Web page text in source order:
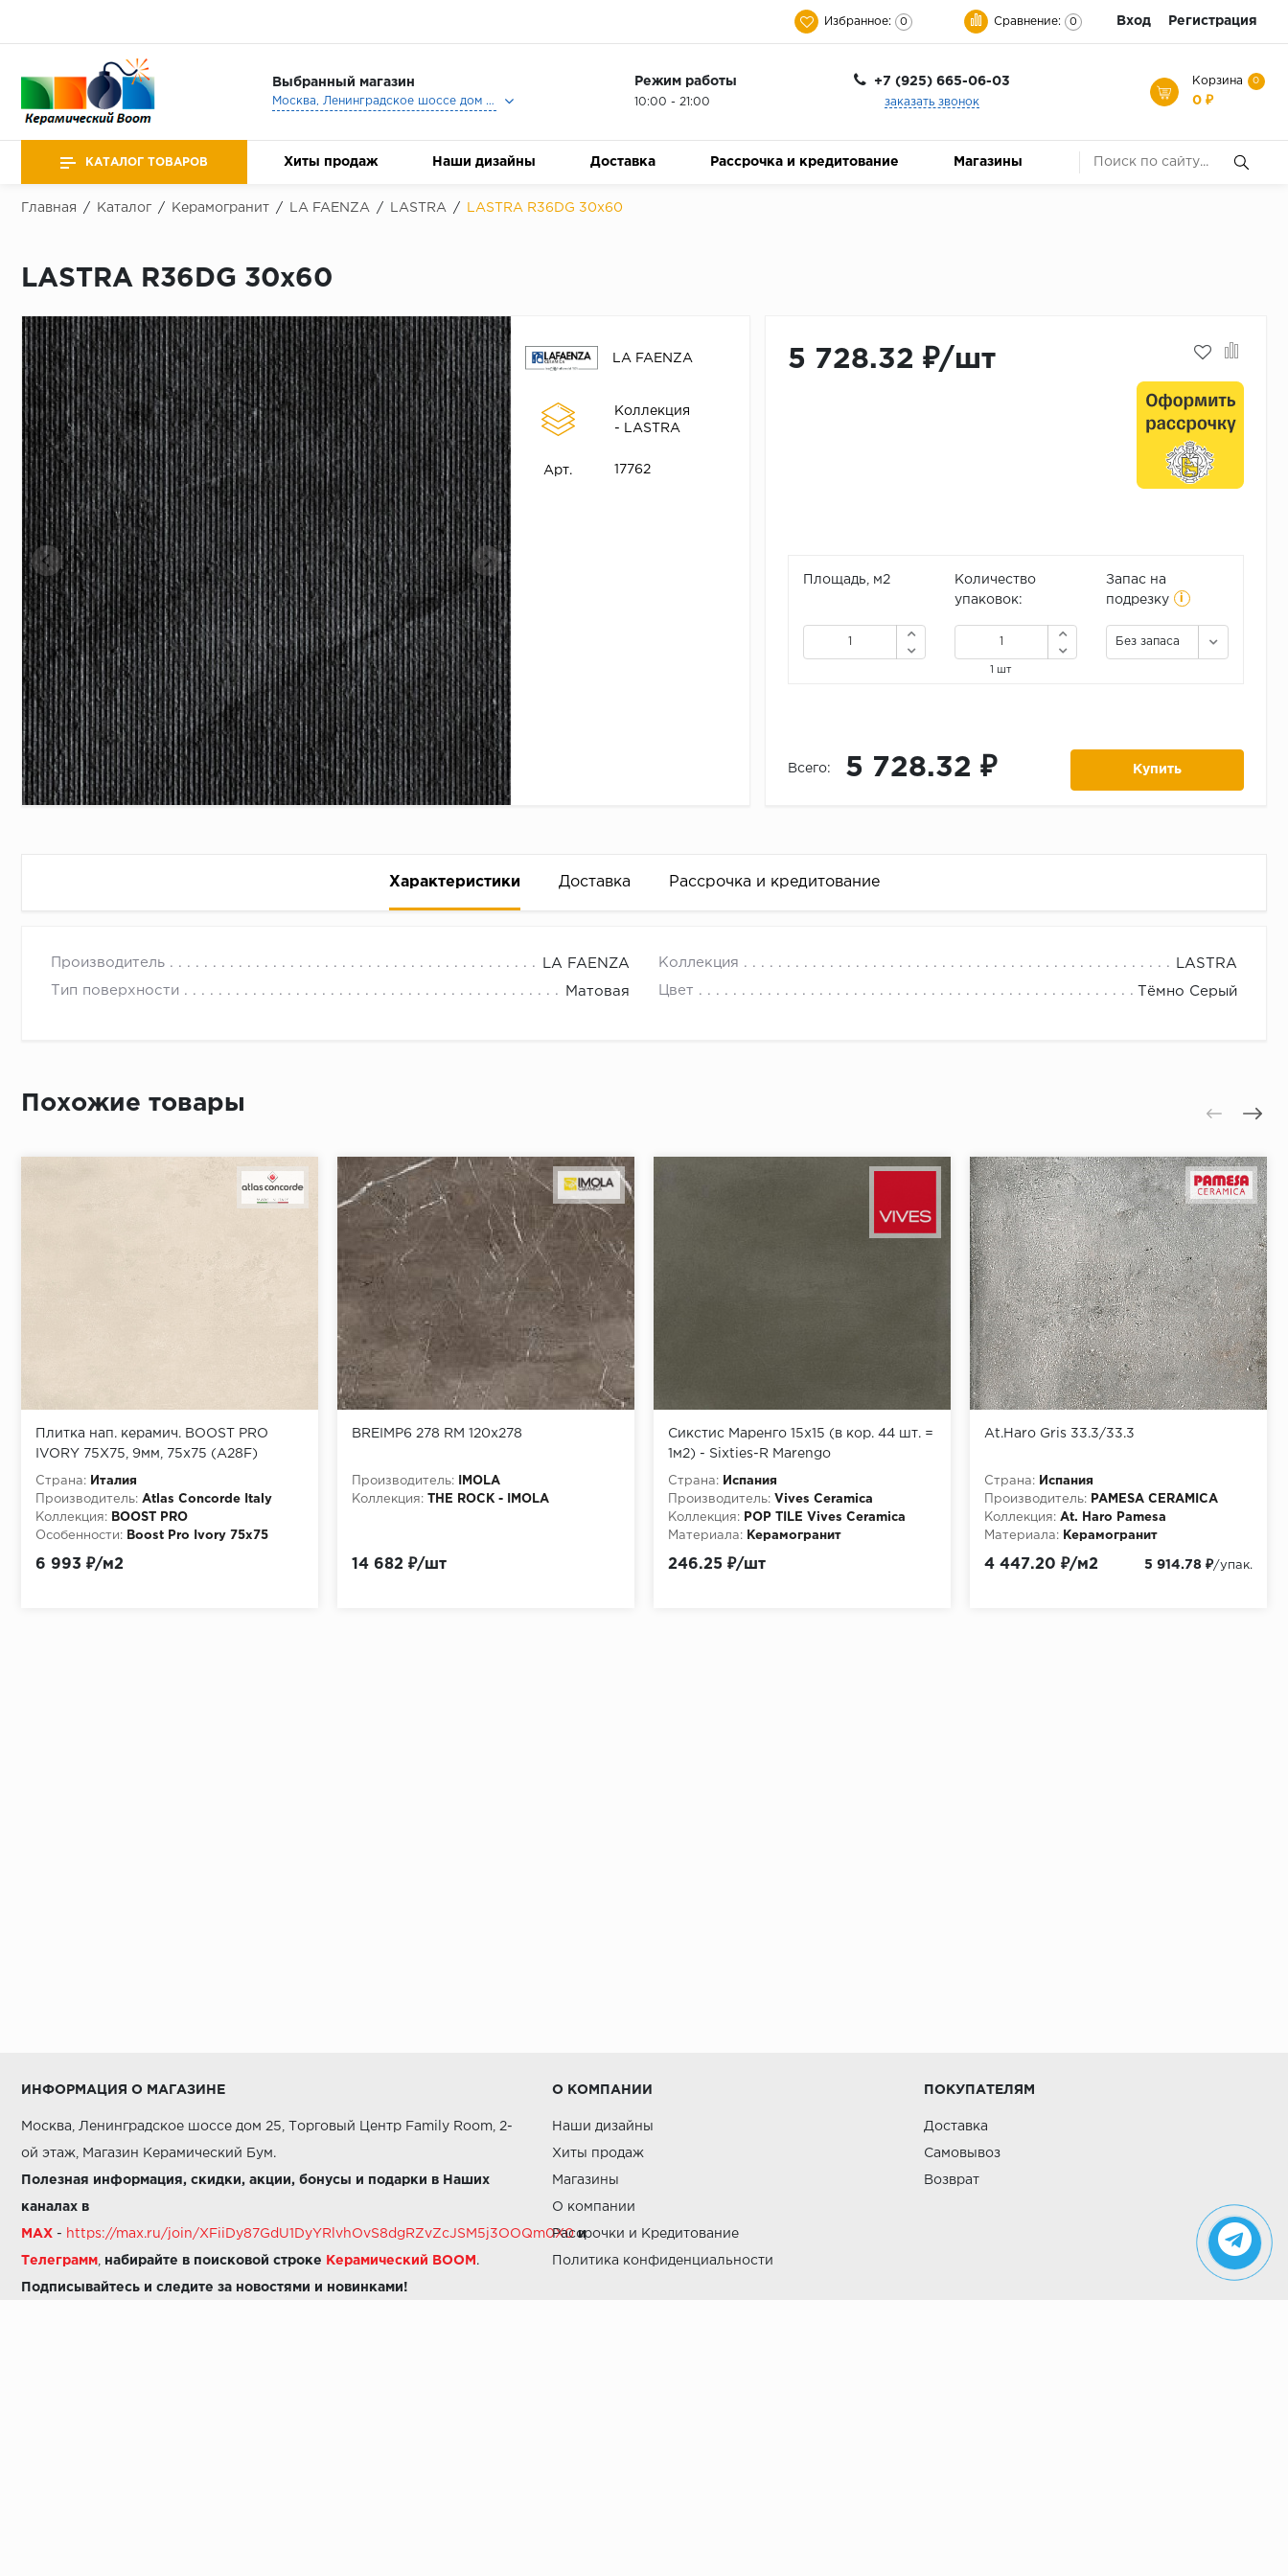
Избранное: 0 Сравнение: 0 Вход Регистрация
Выбранный магазин
Москва, Ленинградское шоссе дом 25, Торговый Центр Family Room, 2-ой этаж, Магазин Керамический Бум.
Режим работы
10:00 - 21:00
+7 (925) 665-06-03
заказать звонок
Корзина 0
0 ₽
КАТАЛОГ ТОВАРОВ Хиты продаж Наши дизайны Доставка Рассрочка и кредитование Магазины
Главная / Каталог / Керамогранит / LA FAENZA / LASTRA / LASTRA R36DG 30x60
LASTRA R36DG 30x60
LA FAENZA
Коллекция
- LASTRA
Арт. 17762
5 728.32 ₽/шт
Площадь, м2
Количество
упаковок:
1 шт
Запас на
подрезку
i
Без запаса
Всего: 5 728.32 ₽ Купить
Характеристики Доставка Рассрочка и кредитование
Производитель LA FAENZA Коллекция LASTRA
Тип поверхности Матовая Цвет Тёмно Серый
Высокая вероятность одобрения: до 95%
Одобрение за 1-2 минуты
Срок предоставления кредита от 3 до 36 месяцев Срок предоставления рассрочки от 3 до 10 месяцев
Похожие товары
Плитка нап. керамич. BOOST PRO
IVORY 75X75, 9мм, 75x75 (A28F)
Страна:
Италия
Производитель: Atlas Concorde Italy
Коллекция:
BOOST PRO
Особенности:
Boost Pro Ivory 75x75
6 993 ₽/м2
BREIMP6 278 RM 120x278
Производитель:
IMOLA
Коллекция:
THE ROCK - IMOLA
14 682 ₽/шт
Сикстис Маренго 15x15 (в кор. 44 шт. =
1м2) - Sixties-R Marengo
Страна:
Испания
Производитель: Vives Ceramica
Коллекция:
POP TILE Vives Ceramica
Материала:
Керамогранит
246.25 ₽/шт
At.Haro Gris 33.3/33.3
Страна:
Испания
Производитель:
PAMESA CERAMICA
Коллекция: At. Haro Pamesa
Материала:
Керамогранит
4 447.20 ₽/м2 5 914.78 ₽/упак.
ИНФОРМАЦИЯ О МАГАЗИНЕ
Москва, Ленинградское шоссе дом 25, Торговый Центр Family Room, 2-
ой этаж, Магазин Керамический Бум.
Полезная информация, скидки, акции, бонусы и подарки в Наших
каналах в
MAX - https://max.ru/join/XFiiDy87GdU1DyYRlvhOvS8dgRZvZcJSM5j3OOQm0X0 и
Телеграмм набирайте в поисковой строке Керамический BOOM .
Подписывайтесь и следите за новостями и новинками!
О КОМПАНИИ
Наши дизайны
Хиты продаж
Магазины
О компании
Рассрочки и Кредитование
Политика конфиденциальности
ПОКУПАТЕЛЯМ
Доставка
Самовывоз
Возврат